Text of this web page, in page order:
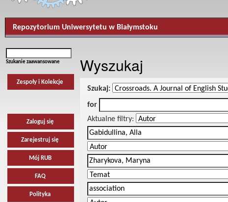
Repozytorium Uniwersytetu w Białymstoku
Szukanie zaawansowane
Zespoły i Kolekcje
Zaloguj się
Zarejestruj się
Mój RUB
FAQ
Polityka
Wyszukaj
Szukaj:
for
Aktualne filtry: